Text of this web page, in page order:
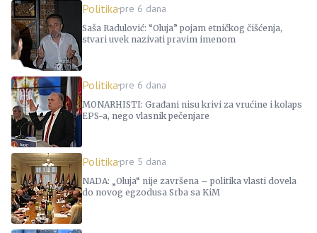
Politikapre 6 dana
Saša Radulović: “Oluja” pojam etničkog čišćenja,
stvari uvek nazivati pravim imenom
Politikapre 6 dana
MONARHISTI: Građani nisu krivi za vrućine i kolaps
EPS-a, nego vlasnik pečenjare
Politikapre 5 dana
NADA: „Oluja“ nije završena – politika vlasti dovela
do novog egzodusa Srba sa KiM